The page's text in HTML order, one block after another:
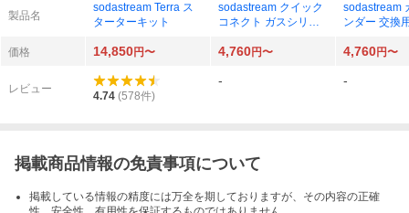
製品名
sodastream Terra ス
ターターキット
sodastream クイック
コネクト ガスシリン
9002×2本
sodastream
ンダー 交換
価格
14,850円〜 4,760円〜 4,760円〜
レビュー
4.74 (578件)
- -
掲載商品情報の免責事項について
掲載している情報の精度には万全を期しておりますが、その内容の正確